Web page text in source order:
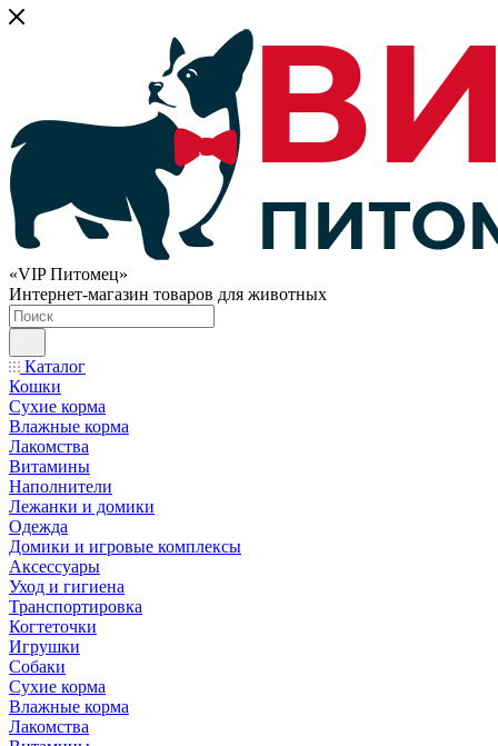
«VIP Питомец»
Интернет-магазин товаров для животных
Каталог
Кошки
Сухие корма
Влажные корма
Лакомства
Витамины
Наполнители
Лежанки и домики
Одежда
Домики и игровые комплексы
Аксессуары
Уход и гигиена
Транспортировка
Когтеточки
Игрушки
Собаки
Сухие корма
Влажные корма
Лакомства